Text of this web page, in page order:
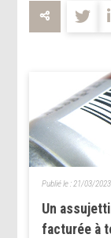
Un
facturée à
Publié le : 21/03/2023